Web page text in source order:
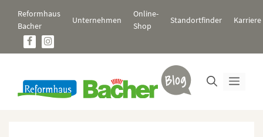
Inhalt
springen
Reformhaus
Bacher
Unternehmen
Online-
Shop
Standortfinder Karriere
Menü